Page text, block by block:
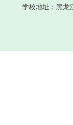
学校地址：黑龙